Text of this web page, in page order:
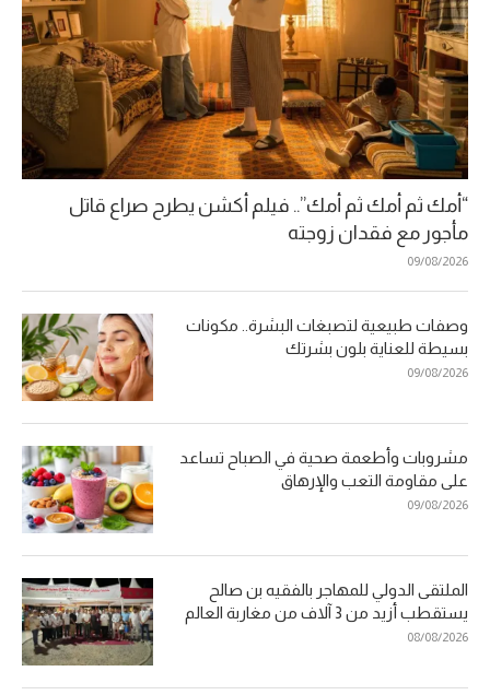
“أمك ثم أمك ثم أمك”.. فيلم أكشن يطرح صراع قاتل
مأجور مع فقدان زوجته
09/08/2026
وصفات طبيعية لتصبغات البشرة.. مكونات
بسيطة للعناية بلون بشرتك
09/08/2026
مشروبات وأطعمة صحية في الصباح تساعد
على مقاومة التعب والإرهاق
09/08/2026
الملتقى الدولي للمهاجر بالفقيه بن صالح
يستقطب أزيد من 3 آلاف من مغاربة العالم
08/08/2026